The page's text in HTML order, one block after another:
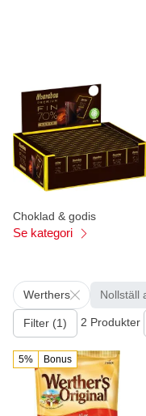
Choklad & godis
Se kategori
Werthers Nollställ
Filter (1) 2 Produkter
5% Bonus